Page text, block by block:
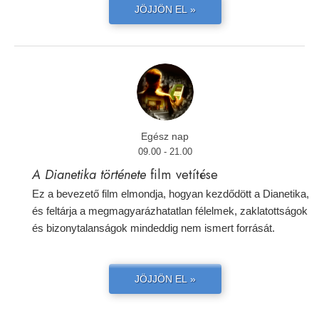
JÖJJÖN EL »
Egész nap
09.00 - 21.00
A Dianetika története film vetítése
Ez a bevezető film elmondja, hogyan kezdődött a Dianetika,
és feltárja a megmagyarázhatatlan félelmek, zaklatottságok
és bizonytalanságok mindeddig nem ismert forrását.
JÖJJÖN EL »